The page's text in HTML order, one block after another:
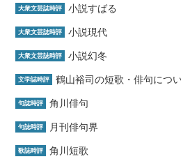
大衆文芸誌時評 小説すばる
大衆文芸誌時評 小説現代
大衆文芸誌時評 小説幻冬
文学誌時評 鶴山裕司の短歌・俳句につ
句誌時評 角川俳句
句誌時評 月刊俳句界
歌誌時評 角川短歌